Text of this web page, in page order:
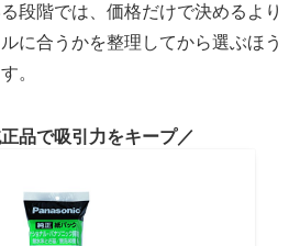
段階では、価格だけで決めるより
に合うかを整理してから選ぶほう
。
品で吸引力をキープ